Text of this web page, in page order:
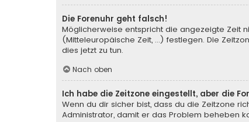
Die Forenuhr geht falsch!
Möglicherweise entspricht die angezeigte Zeit
(Mitteleuropäische Zeit, ...) festlegen. Die
dies jetzt zu tun.
Nach oben
Ich habe die Zeitzone eingestellt, aber die
Wenn du dir sicher bist, dass du die Zeitzone
Administrator, damit er das Problem beheben